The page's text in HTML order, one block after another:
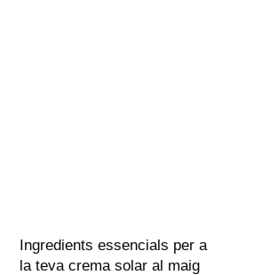
Ingredients essencials per a
la teva crema solar al maig